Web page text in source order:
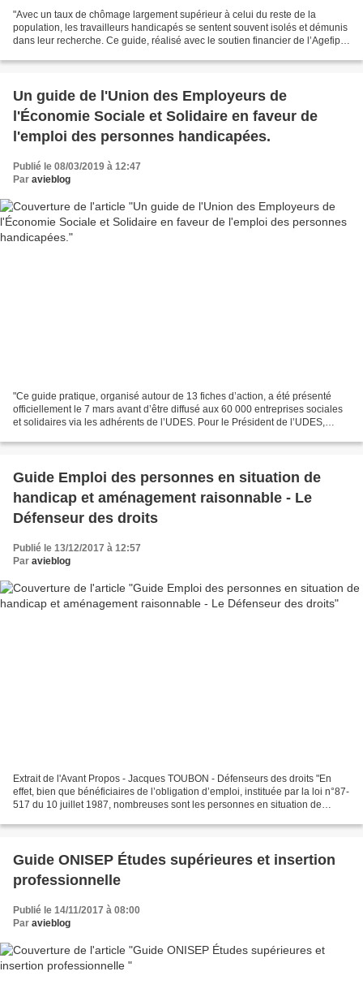
"Avec un taux de chômage largement supérieur à celui du reste de la
population, les travailleurs handicapés se sentent souvent isolés et démunis
dans leur recherche. Ce guide, réalisé avec le soutien financier de l’Agefiph,
Un guide de l'Union des Employeurs de
l'Économie Sociale et Solidaire en faveur de
l'emploi des personnes handicapées.
Publié le 08/03/2019 à 12:47
Par avieblog
"Ce guide pratique, organisé autour de 13 fiches d’action, a été présenté
officiellement le 7 mars avant d’être diffusé aux 60 000 entreprises sociales
et solidaires via les adhérents de l’UDES. Pour le Président de l’UDES,
Guide Emploi des personnes en situation de
handicap et aménagement raisonnable - Le
Défenseur des droits
Publié le 13/12/2017 à 12:57
Par avieblog
Extrait de l'Avant Propos - Jacques TOUBON - Défenseurs des droits "En
effet, bien que bénéficiaires de l’obligation d’emploi, instituée par la loi n°87-
517 du 10 juillet 1987, nombreuses sont les personnes en situation de
Guide ONISEP Études supérieures et insertion
professionnelle
Publié le 14/11/2017 à 08:00
Par avieblog